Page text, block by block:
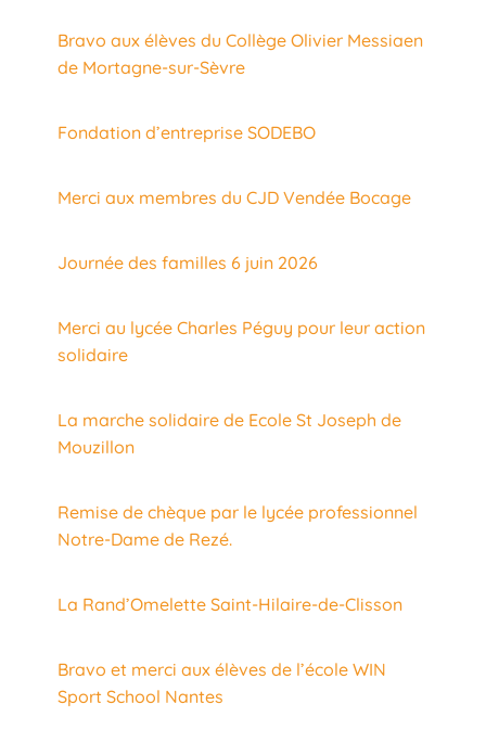
Bravo aux élèves du Collège Olivier Messiaen
de Mortagne-sur-Sèvre
Fondation d’entreprise SODEBO
Merci aux membres du CJD Vendée Bocage
Journée des familles 6 juin 2026
Merci au lycée Charles Péguy pour leur action
solidaire
La marche solidaire de Ecole St Joseph de
Mouzillon
Remise de chèque par le lycée professionnel
Notre-Dame de Rezé.
La Rand’Omelette Saint-Hilaire-de-Clisson
Bravo et merci aux élèves de l’école WIN
Sport School Nantes